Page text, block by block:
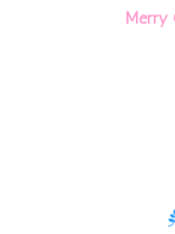
Merry